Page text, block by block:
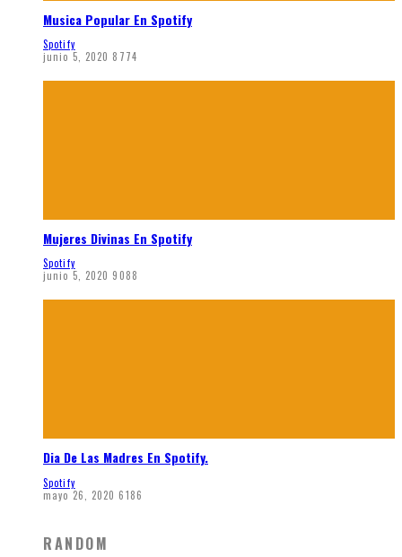
Musica Popular En Spotify
Spotify
junio 5, 2020 8774
Mujeres Divinas En Spotify
Spotify
junio 5, 2020 9088
Dia De Las Madres En Spotify.
Spotify
mayo 26, 2020 6186
RANDOM